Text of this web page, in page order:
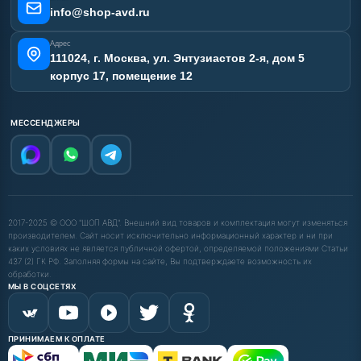
Карта сайта
info@shop-avd.ru
Адрес
111024, г. Москва, ул. Энтузиастов 2-я, дом 5
корпус 17, помещение 12
МЕССЕНДЖЕРЫ
2017-2025 © ООО "ШОП АВД". Внешний вид товаров и комплектация могут изменяться
производителем. Сайт носит исключительно информационный характер и ни при
каких условиях не является публичной офертой, определяемой положениями Статьи
437 (2) ГК РФ. Заполняя формы на сайте, Вы подтверждаете возможность их
обработки.
МЫ В СОЦСЕТЯХ
ПРИНИМАЕМ К ОПЛАТЕ